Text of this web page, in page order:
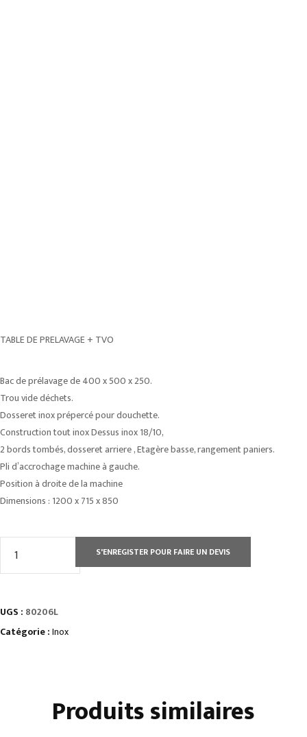
TABLE DE PRELAVAGE + TVO
Bac de prélavage de 400 x 500 x 250.
Trou vide déchets.
Dosseret inox prépercé pour douchette.
Construction tout inox Dessus inox 18/10,
2 bords tombés, dosseret arriere , Etagère basse, rangement paniers.
Pli d’accrochage machine à gauche.
Position à droite de la machine
Dimensions : 1200 x 715 x 850
PRELAVAGE
S'ENREGISTER POUR FAIRE UN DEVIS
UGS : 80206L
Catégorie :Inox
Produits similaires